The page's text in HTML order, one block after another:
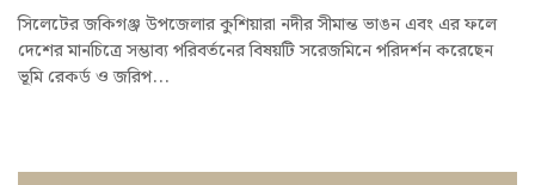
সিলেটের জকিগঞ্জ উপজেলার কুশিয়ারা নদীর সীমান্ত ভাঙন এবং এর ফলে
দেশের মানচিত্রে সম্ভাব্য পরিবর্তনের বিষয়টি সরেজমিনে পরিদর্শন করেছেন
ভূমি রেকর্ড ও জরিপ...